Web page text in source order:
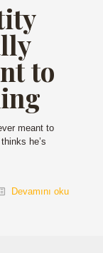
to
meant to
he’s
Devamını oku